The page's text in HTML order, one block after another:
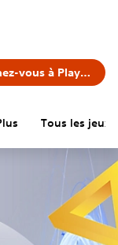
Tous les jeux
Abonnez-vous à PlayStation Plus